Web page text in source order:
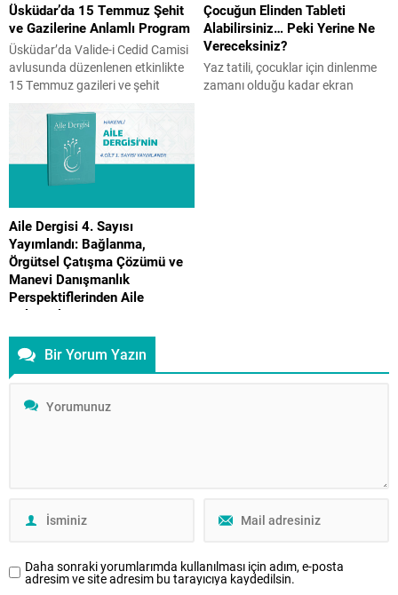
Üsküdar’da 15 Temmuz Şehit
ve Gazilerine Anlamlı Program
Üsküdar’da Valide-i Cedid Camisi
avlusunda düzenlenen etkinlikte
15 Temmuz gazileri ve şehit
öncülüğünde gerçekleşen ve
İstanbul Aile Vakfı Başkanı Üner
Karabıyık’ın da katılım gösterdiği
programda Kur’an-ı Kerim tilaveti,
konuşmalar ve hatim duası
yapıldı. Üsküdar’da, Valide-i Cedid
Camisi’nin avlusunda 15 Temmuz
gazileri ile şehit yakınlarına özel...
Çocuğun Elinden Tableti
Alabilirsiniz… Peki Yerine Ne
Vereceksiniz?
Yaz tatili, çocuklar için dinlenme
zamanı olduğu kadar ekran
Aile Dergisi 4. Sayısı
Yayımlandı: Bağlanma,
Örgütsel Çatışma Çözümü ve
Manevi Danışmanlık
Perspektiflerinden Aile
Çalışmaları
İstanbul Aile Vakfı tarafından
tarafından yayımlanan hakemli ve
akademik Aile Dergisi’nin
psikolojik, örgütsel ve manevi
aile alanındaki güncel
tartışmalara yeni bakış açıları
sayıda,...
Bir Yorum Yazın
Daha sonraki yorumlarımda kullanılması için adım, e-posta
adresim ve site adresim bu tarayıcıya kaydedilsin.